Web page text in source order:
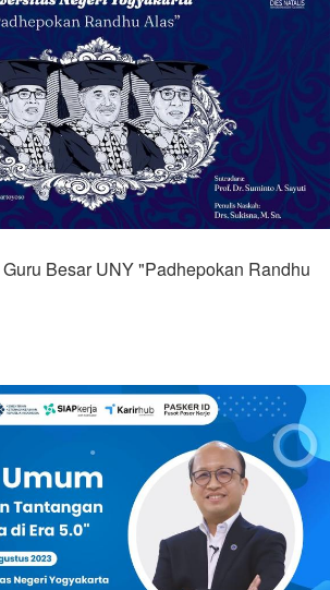
Besar UNY "Padhepokan Randhu